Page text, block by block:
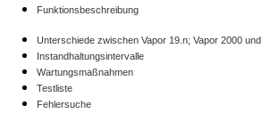
Funktionsbeschreibung
Unterschiede zwischen Vapor 19.n; Vapor 2000
Instandhaltungsintervalle
Wartungsmaßnahmen
Testliste
Fehlersuche